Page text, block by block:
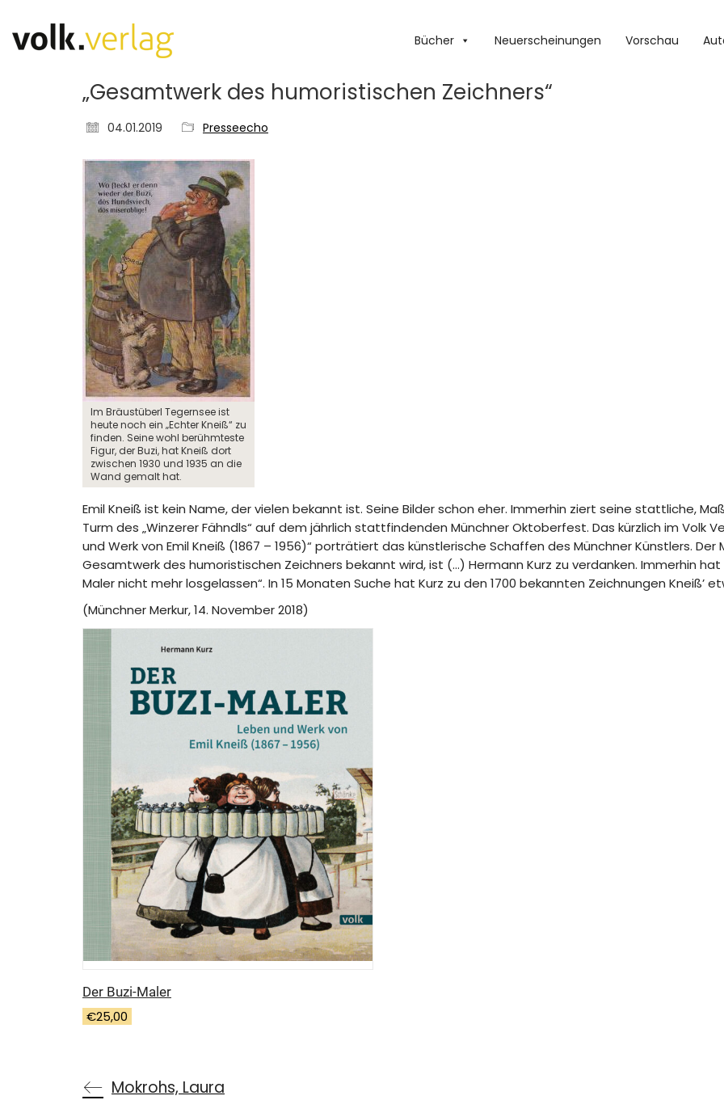
Bücher Neuerscheinungen Vorschau
„Gesamtwerk des humoristischen Zeichners“
04.01.2019 Presseecho
Im Bräustüberl Tegernsee ist
heute noch ein „Echter Kneiß“ zu
finden. Seine wohl berühmteste
Figur, der Buzi, hat Kneiß dort
zwischen 1930 und 1935 an die
Wand gemalt hat.
Emil Kneiß ist kein Name, der vielen bekannt ist. Seine Bilder schon eher. Immerhin ziert seine stattliche,
Turm des „Winzerer Fähndls“ auf dem jährlich stattfindenden Münchner Oktoberfest. Das kürzlich im Volk
und Werk von Emil Kneiß (1867 – 1956)“ porträtiert das künstlerische Schaffen des Münchner Künstlers. Der
Gesamtwerk des humoristischen Zeichners bekannt wird, ist (…) Hermann Kurz zu verdanken. Immerhin
Maler nicht mehr losgelassen“. In 15 Monaten Suche hat Kurz zu den 1700 bekannten Zeichnungen Kneiß’
(Münchner Merkur, 14. November 2018)
Der Buzi-Maler
€25,00
Mokrohs, Laura